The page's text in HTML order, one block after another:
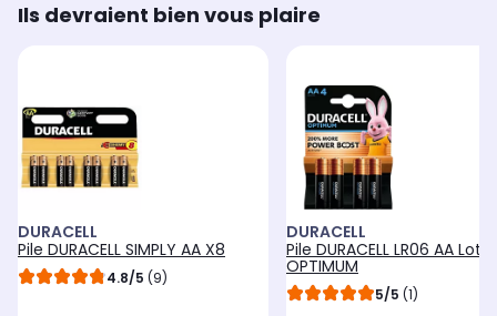
Ils devraient bien vous plaire
DURACELL
Pile DURACELL SIMPLY AA X8
4.8/5 (9)
DURACELL
Pile DURACELL LR06 AA Lot
OPTIMUM
5/5 (1)